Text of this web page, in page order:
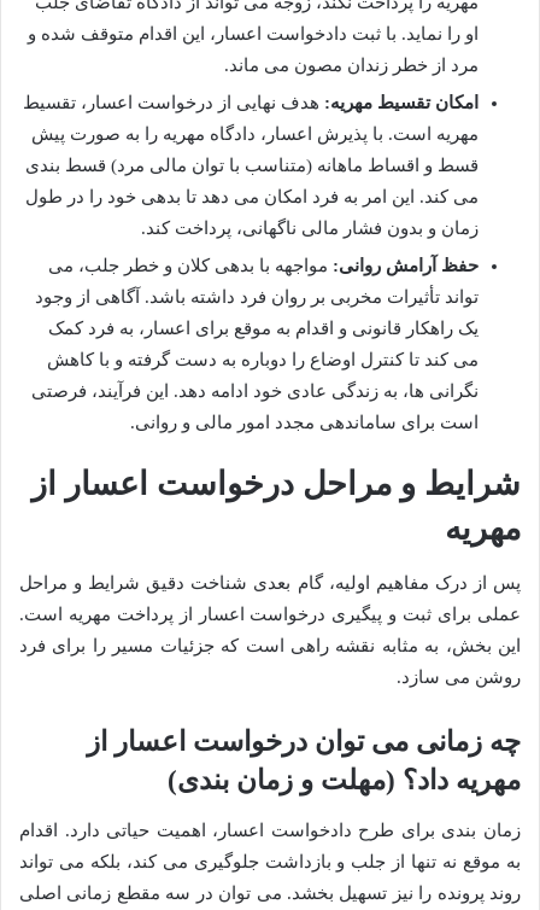
او را نماید. با ثبت دادخواست اعسار، این اقدام متوقف شده و
مرد از خطر زندان مصون می ماند.
امکان تقسیط مهریه: هدف نهایی از درخواست اعسار، تقسیط
مهریه است. با پذیرش اعسار، دادگاه مهریه را به صورت پیش
قسط و اقساط ماهانه (متناسب با توان مالی مرد) قسط بندی
می کند. این امر به فرد امکان می دهد تا بدهی خود را در طول
زمان و بدون فشار مالی ناگهانی، پرداخت کند.
حفظ آرامش روانی: مواجهه با بدهی کلان و خطر جلب، می
تواند تأثیرات مخربی بر روان فرد داشته باشد. آگاهی از وجود
یک راهکار قانونی و اقدام به موقع برای اعسار، به فرد کمک
می کند تا کنترل اوضاع را دوباره به دست گرفته و با کاهش
نگرانی ها، به زندگی عادی خود ادامه دهد. این فرآیند، فرصتی
است برای ساماندهی مجدد امور مالی و روانی.
شرایط و مراحل درخواست اعسار از
مهریه
پس از درک مفاهیم اولیه، گام بعدی شناخت دقیق شرایط و مراحل
عملی برای ثبت و پیگیری درخواست اعسار از پرداخت مهریه است.
این بخش، به مثابه نقشه راهی است که جزئیات مسیر را برای فرد
روشن می سازد.
چه زمانی می توان درخواست اعسار از
مهریه داد؟ (مهلت و زمان بندی)
زمان بندی برای طرح دادخواست اعسار، اهمیت حیاتی دارد. اقدام
به موقع نه تنها از جلب و بازداشت جلوگیری می کند، بلکه می تواند
روند پرونده را نیز تسهیل بخشد. می توان در سه مقطع زمانی اصلی